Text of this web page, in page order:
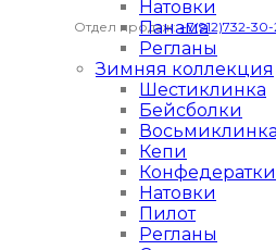
Отдел продаж:+7(912)732-
Натовки
Панама
Регланы
Зимняя коллекция
Шестиклинка
Бейсболки
Восьмиклинка
Кепи
Конфедератки
Натовки
Пилот
Регланы